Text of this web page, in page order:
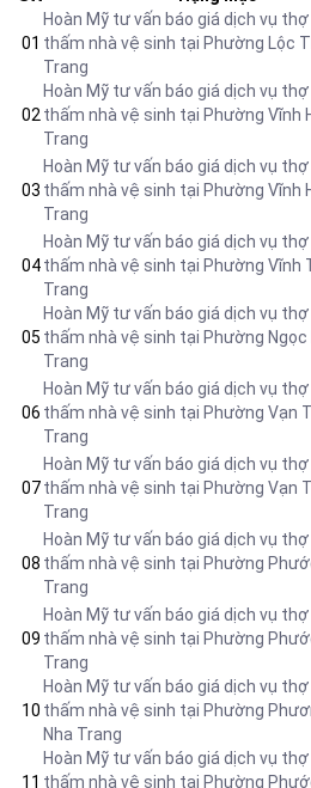
01
Hoàn Mỹ tư vấn báo giá dịch vụ
thấm nhà vệ sinh tại Phường Lộc
Trang
02
Hoàn Mỹ tư vấn báo giá dịch vụ
thấm nhà vệ sinh tại Phường Vĩnh
Trang
03
Hoàn Mỹ tư vấn báo giá dịch vụ
thấm nhà vệ sinh tại Phường Vĩnh
Trang
04
Hoàn Mỹ tư vấn báo giá dịch vụ
thấm nhà vệ sinh tại Phường Vĩnh
Trang
05
Hoàn Mỹ tư vấn báo giá dịch vụ
thấm nhà vệ sinh tại Phường Ngọc
Trang
06
Hoàn Mỹ tư vấn báo giá dịch vụ
thấm nhà vệ sinh tại Phường Vạn
Trang
07
Hoàn Mỹ tư vấn báo giá dịch vụ
thấm nhà vệ sinh tại Phường Vạn
Trang
08
Hoàn Mỹ tư vấn báo giá dịch vụ
thấm nhà vệ sinh tại Phường
Trang
09
Hoàn Mỹ tư vấn báo giá dịch vụ
thấm nhà vệ sinh tại Phường
Trang
10
Hoàn Mỹ tư vấn báo giá dịch vụ
thấm nhà vệ sinh tại Phường
Nha Trang
11
Hoàn Mỹ tư vấn báo giá dịch vụ
thấm nhà vệ sinh tại Phường